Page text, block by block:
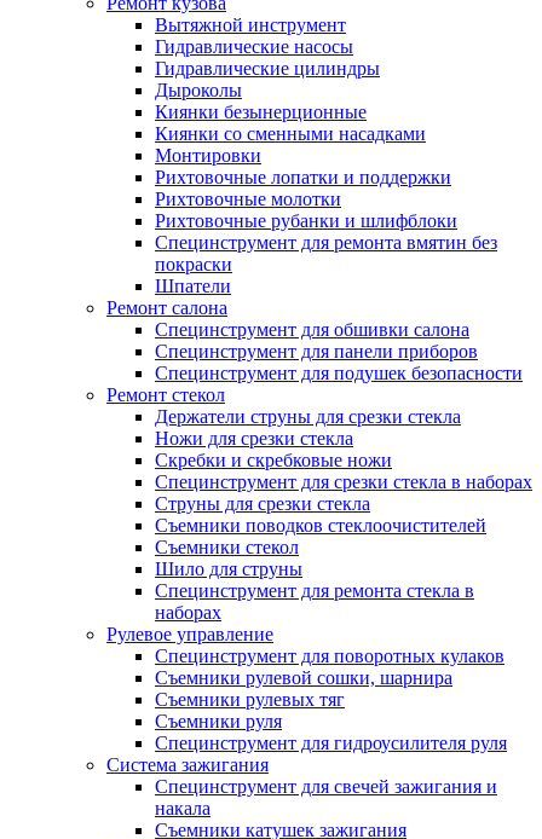
Вытяжной инструмент
Гидравлические насосы
Гидравлические цилиндры
Дыроколы
Киянки безынерционные
Киянки со сменными насадками
Монтировки
Рихтовочные лопатки и поддержки
Рихтовочные молотки
Рихтовочные рубанки и шлифблоки
Специнструмент для ремонта вмятин без
покраски
Шпатели
Ремонт салона
Специнструмент для обшивки салона
Специнструмент для панели приборов
Специнструмент для подушек безопасности
Ремонт стекол
Держатели струны для срезки стекла
Ножи для срезки стекла
Скребки и скребковые ножи
Специнструмент для срезки стекла в наборах
Струны для срезки стекла
Съемники поводков стеклоочистителей
Съемники стекол
Шило для струны
Специнструмент для ремонта стекла в
наборах
Рулевое управление
Специнструмент для поворотных кулаков
Съемники рулевой сошки, шарнира
Съемники рулевых тяг
Съемники руля
Специнструмент для гидроусилителя руля
Система зажигания
Специнструмент для свечей зажигания и
накала
Съемники катушек зажигания